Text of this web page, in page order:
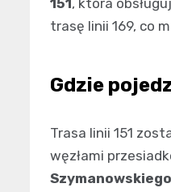
151, która
trasę linii 169, co
Gdzie
Trasa linii 151
węzłami